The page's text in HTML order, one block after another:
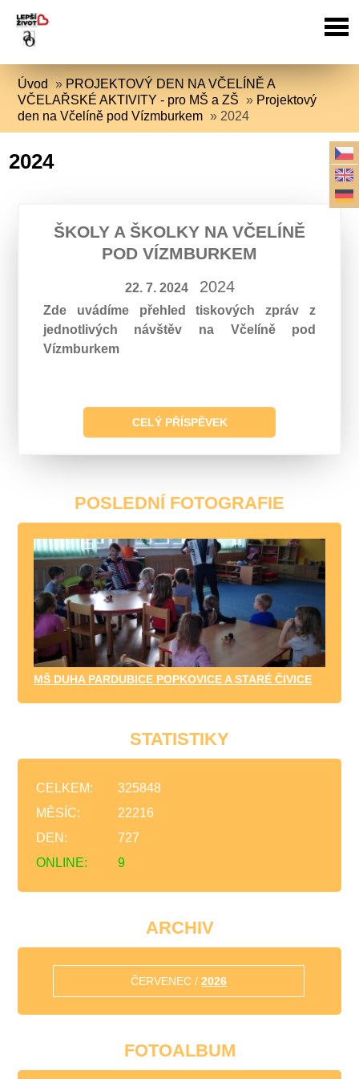
Úvod » PROJEKTOVÝ DEN NA VČELÍNĚ A
VČELAŘSKÉ AKTIVITY - pro MŠ a ZŠ » Projektový
den na Včelíně pod Vízmburkem » 2024
2024
ŠKOLY A ŠKOLKY NA VČELÍNĚ
POD VÍZMBURKEM
22. 7. 2024 2024
Zde uvádíme přehled tiskových zpráv z
jednotlivých návštěv na Včelíně pod
Vízmburkem
CELÝ PŘÍSPĚVEK
POSLEDNÍ FOTOGRAFIE
MŠ DUHA PARDUBICE POPKOVICE A STARÉ ČIVICE
STATISTIKY
ONLINE: 9
CELKEM:
325848
MĚSÍC:
22216
DEN:
727
ARCHIV
ČERVENEC /2026
FOTOALBUM